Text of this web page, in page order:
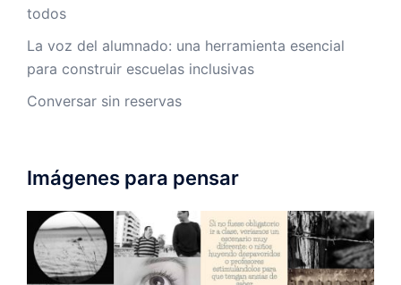
todos
La voz del alumnado: una herramienta esencial
para construir escuelas inclusivas
Conversar sin reservas
Imágenes para pensar